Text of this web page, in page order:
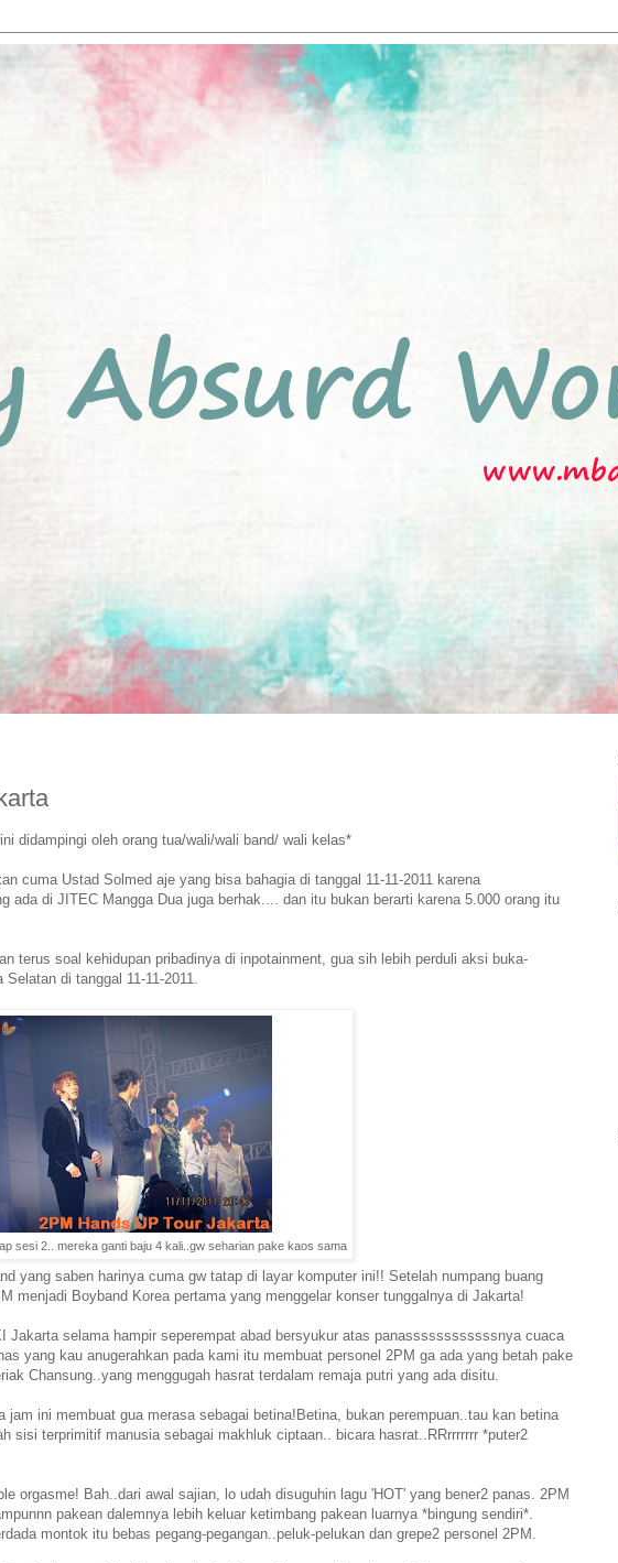
didampingi oleh orang tua/wali/wali band/ wali kelas*
cuma Ustad Solmed aje yang bisa bahagia di tanggal 11-11-2011 karena
ada di JITEC Mangga Dua juga berhak.... dan itu bukan berarti karena 5.000 orang itu
terus soal kehidupan pribadinya di inpotainment, gua sih lebih perduli aksi buka-
di tanggal 11-11-2011.
sesi 2.. mereka ganti baju 4 kali..gw seharian pake kaos sama
yang saben harinya cuma gw tatap di layar komputer ini!! Setelah numpang buang
menjadi Boyband Korea pertama yang menggelar konser tunggalnya di Jakarta!
Jakarta selama hampir seperempat abad bersyukur atas panassssssssssssnya cuaca
yang kau anugerahkan pada kami itu membuat personel 2PM ga ada yang betah pake
Chansung..yang menggugah hasrat terdalam remaja putri yang ada disitu.
ini membuat gua merasa sebagai betina!Betina, bukan perempuan..tau kan betina
sisi terprimitif manusia sebagai makhluk ciptaan.. bicara hasrat..RRrrrrrrr *puter2
orgasme! Bah..dari awal sajian, lo udah disuguhin lagu 'HOT' yang bener2 panas. 2PM
pakean dalemnya lebih keluar ketimbang pakean luarnya *bingung sendiri*.
montok itu bebas pegang-pegangan..peluk-pelukan dan grepe2 personel 2PM.